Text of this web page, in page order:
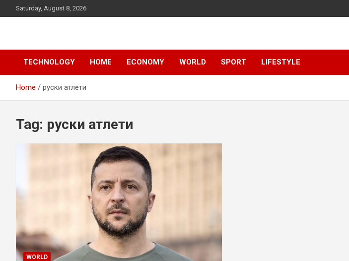
to
Saturday, August 8, 2026
d7-news.com
TECHNOLOGY HOME ECONOMY WORLD SPORT LIFESTYLE
Home руски атлети
Tag: руски атлети
WORLD